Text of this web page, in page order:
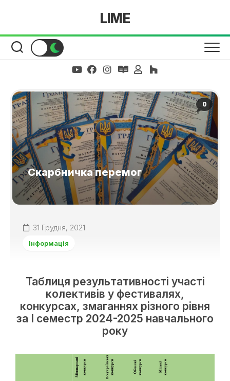
LIME
0
Скарбничка перемог
31 Грудня, 2021
Інформація
Таблиця результативності участі
колективів у фестивалях,
конкурсах, змаганнях різного рівня
за І семестр 2024-2025 навчального
року